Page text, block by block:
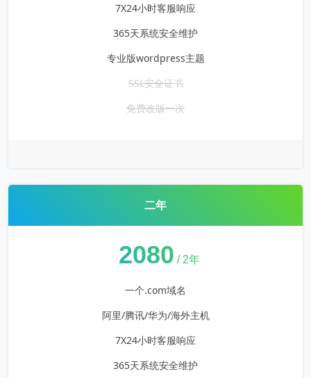
7X24小时客服响应
365天系统安全维护
专业版wordpress主题
SSL安全证书
免费改版一次
二年
2080 / 2年
一个.com域名
阿里/腾讯/华为/海外主机
7X24小时客服响应
365天系统安全维护